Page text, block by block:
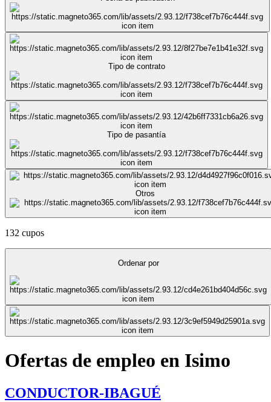
Tipo de contrato
Tipo de pasantía
Otros
132 cupos
Ordenar por
Ofertas de empleo en Isimo
CONDUCTOR-IBAGUÉ